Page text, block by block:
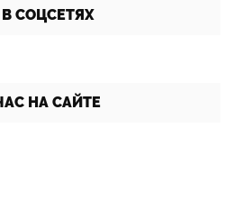
СОЦСЕТЯХ
НА САЙТЕ